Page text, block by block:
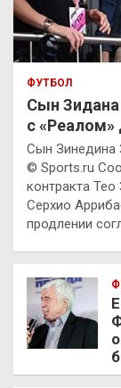
ФУТБОЛ
Сын Зидана
с «Реалом»
Сын Зинедина
© Sports.ru
контракта
Серхио
продлении